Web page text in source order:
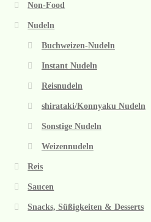
Non-Food
Nudeln
Buchweizen-Nudeln
Instant Nudeln
Reisnudeln
shirataki/Konnyaku Nudeln
Sonstige Nudeln
Weizennudeln
Reis
Saucen
Snacks, Süßigkeiten & Desserts